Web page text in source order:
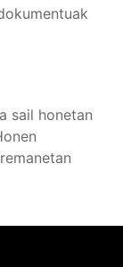
sail honetan